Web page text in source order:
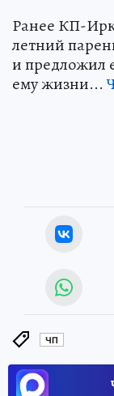
Ранее КП-
летний
и предложил
ему жизни...
ЧП